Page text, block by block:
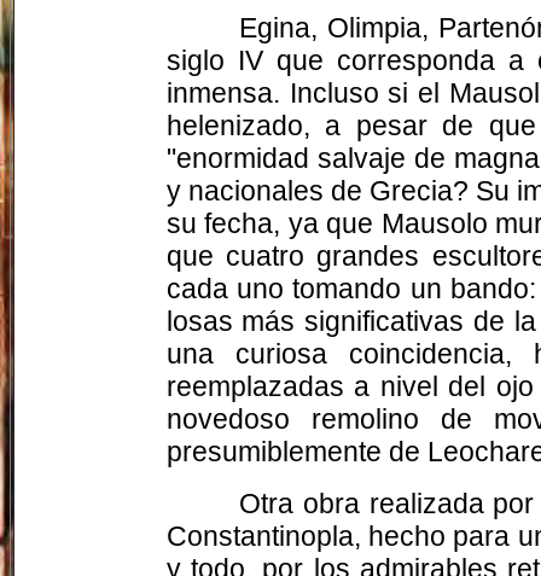
Egina, Olimpia,
siglo IV que corresponda
inmensa. Incluso si el
helenizado, a pesar de
"enormidad salvaje de
y nacionales de Grecia? Su
su fecha, ya que Mausolo
que cuatro grandes
cada uno tomando un
losas más significativas de
una curiosa
reemplazadas a nivel del
novedoso remolino de
presumiblemente de
Otra obra realizada
Constantinopla, hecho para
y todo, por los admirables